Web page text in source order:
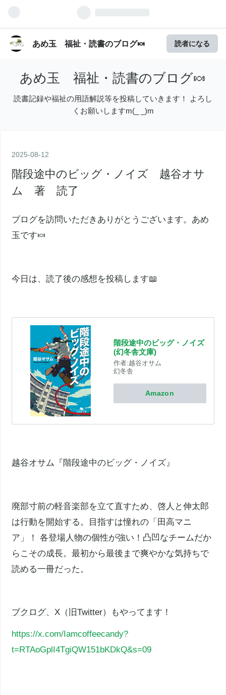
あめ玉 福祉・読書のブログ🍬 読者になる
あめ玉 福祉・読書のブログ🍬
読書記録や福祉の用語解説等を投稿していきます！ よろし
くお願いしますm(_ _)m
2025-08-12
階段途中のビッグ・ノイズ 越谷オサ
ム 著 読了
ブログを訪問いただきありがとうございます。あめ
玉です🍬
今日は、読了後の感想を投稿します📖
階段途中のビッグ・ノイズ
(幻冬舎文庫)
作者:越谷オサム
幻冬舎
Amazon
越谷オサム 『階段途中のビッグ・ノイズ』
廃部寸前の軽音楽部を立て直すため、啓人と伸太郎
は行動を開始する。目指すは憧れの「田高マニ
ア」！ 各登場人物の個性が強い！凸凹なチームだか
らこその成長。最初から最後まで爽やかな気持ちで
読める一冊だった。
ブクログ、X（旧Twitter）もやってます！
https://x.com/Iamcoffeecandy?
t=RTAoGplI4TgiQW151bKDkQ&s=09